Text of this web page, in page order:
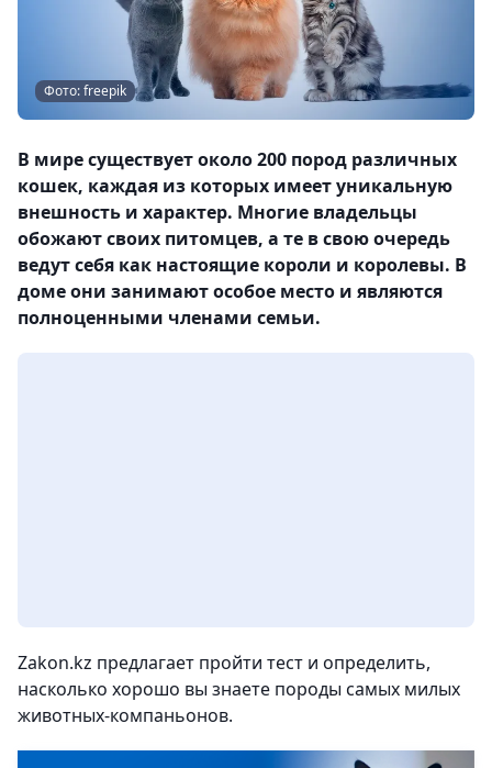
Фото: freepik
В мире существует около 200 пород различных
кошек, каждая из которых имеет уникальную
внешность и характер. Многие владельцы
обожают своих питомцев, а те в свою очередь
ведут себя как настоящие короли и королевы. В
доме они занимают особое место и являются
полноценными членами семьи.
Zakon.kz предлагает пройти тест и определить,
насколько хорошо вы знаете породы самых милых
животных-компаньонов.